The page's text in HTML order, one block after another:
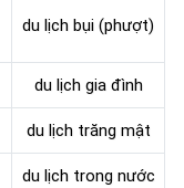
du lịch bụi (phượt)
du lịch gia đình
du lịch trăng mật
du lịch trong nước